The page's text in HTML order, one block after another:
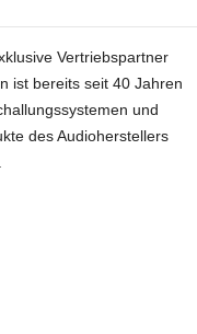
Vertriebspartner
ist bereits seit 40 Jahren
und
des Audioherstellers